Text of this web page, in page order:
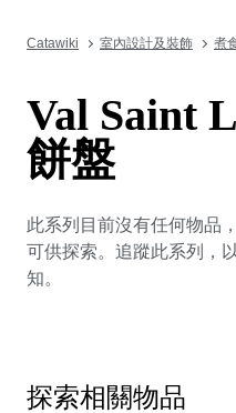
Catawiki 室內設計及裝飾 煮
Val Saint
餅盤
此系列目前沒有任何物品
可供探索。追蹤此系列，
知。
探索相關物品